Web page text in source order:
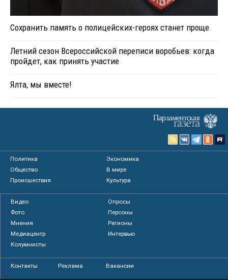
Сохранить память о полицейских-героях станет проще
Летний сезон Всероссийской переписи воробьев: когда
пройдет, как принять участие
Ялта, мы вместе!
Политика
Экономика
Общество
В мире
Происшествия
Культура
Видео
Опросы
Фото
Персоны
Мнения
Регионы
Медиацентр
Интервью
Колумнисты
Контакты Реклама Вакансии